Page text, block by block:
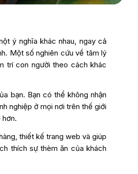
ý nghĩa khác nhau, ngay cả
Một số nghiên cứu về tâm lý
trí con người theo cách khác
bạn. Bạn có thể không nhận
nghiệp ở mọi nơi trên thế giới
thiết kế trang web và giúp
thích sự thèm ăn của khách